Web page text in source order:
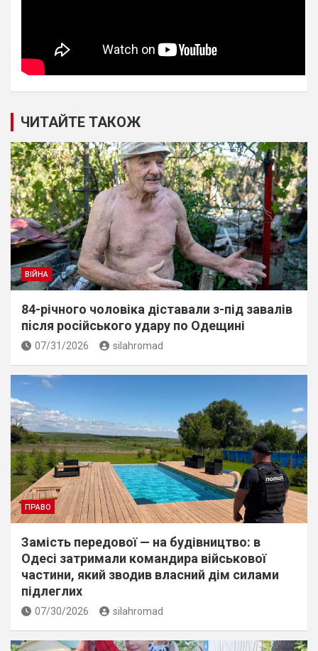
ЧИТАЙТЕ ТАКОЖ
ВІЙНА
84-річного чоловіка діставали з-під завалів
пiсля росiйського удару по Одещині
07/31/2026 silahromad
ПРАВО
Замість передової — на будівництво: в
Одесі затримали командира військової
частини, який зводив власний дім силами
підлеглих
07/30/2026 silahromad